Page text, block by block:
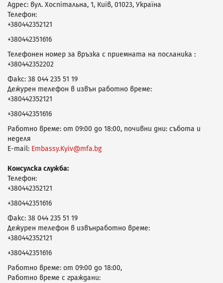
Адрес: вул. Xоспітальна, 1, Київ, 01023, Україна
Телефон:
+380442352121
+380442351616
Телефонен номер за връзка с приемната на посланика :
+380442352202
Факс: 38 044 235 51 19
Дежурен телефон в извън работно време:
+380442352121
+380442351616
Работно време: от 09:00 до 18:00, почивни дни: събота и
неделя
E-mail: Embassy.Kyiv@mfa.bg
Консулска служба:
Телефон:
+380442352121
+380442351616
Факс: 38 044 235 51 19
Дежурен телефон в извънработно време:
+380442352121
+380442351616
Работно време: от 09:00 до 18:00,
Работно време с граждани: